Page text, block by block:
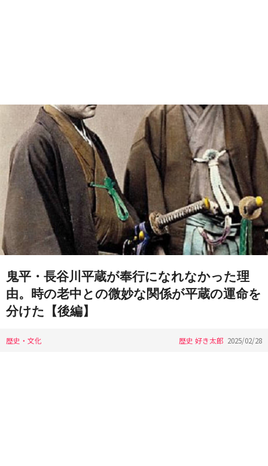
鬼平・長谷川平蔵が奉行になれなかった理
由。時の老中との微妙な関係が平蔵の運命を
分けた【後編】
歴史・文化 歴史 好き太郎 2025/02/28